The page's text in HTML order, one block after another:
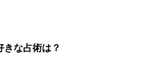
きな占術は？